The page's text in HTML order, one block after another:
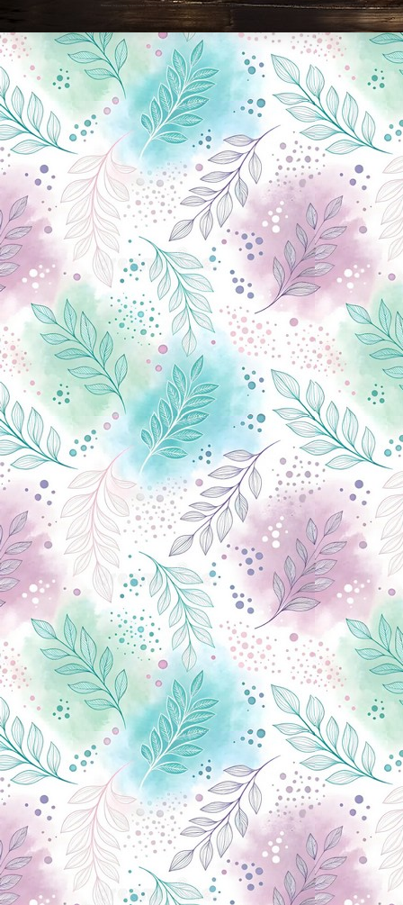
Новини Чернігова, Чернігівські новини, Чернігівський формат, новини Чернігова, події в Чернігові: політика, економіка, аналітика, культура, відеоновини, екологія, спортивний Чернігів, туризм, Чернігів